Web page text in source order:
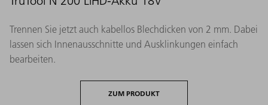
Trennen Sie jetzt auch kabellos Blechdicken von 2 mm. Dabei
lassen sich Innenausschnitte und Ausklinkungen einfach
bearbeiten.
ZUM PRODUKT